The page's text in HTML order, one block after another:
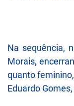
Na sequência,
Morais,
quanto
Eduardo